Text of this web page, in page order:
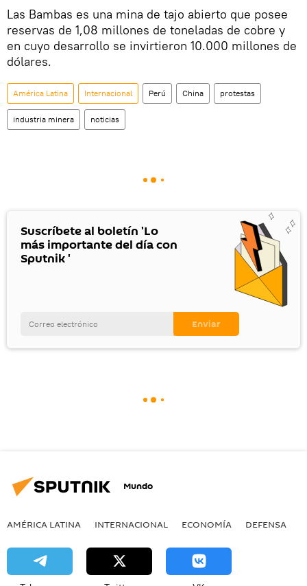
Las Bambas es una mina de tajo abierto que posee
reservas de 1,08 millones de toneladas de cobre y
en cuyo desarrollo se invirtieron 10.000 millones de
dólares.
América Latina Internacional Perú China protestas
industria minera noticias
Suscríbete al boletín 'Lo
más importante del día con
Sputnik '
Mundo
AMÉRICA LATINA INTERNACIONAL ECONOMÍA DEFENSA